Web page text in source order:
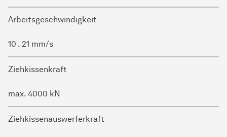
Arbeitsgeschwindigkeit
10 . 21 mm/s
Ziehkissenkraft
max. 4000 kN
Ziehkissenauswerferkraft